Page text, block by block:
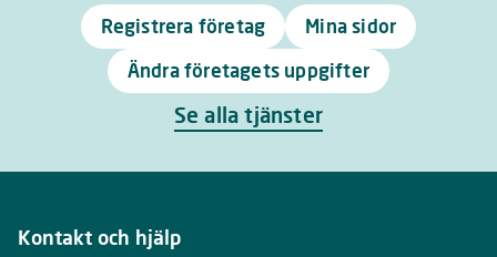
Registrera företag
Mina sidor
Ändra företagets uppgifter
Se alla tjänster
Kontakt och hjälp